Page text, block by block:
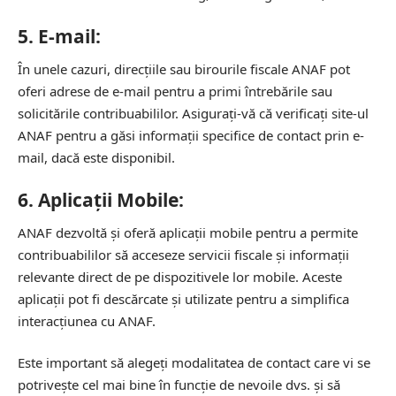
5. E-mail:
În unele cazuri, direcțiile sau birourile fiscale ANAF pot
oferi adrese de e-mail pentru a primi întrebările sau
solicitările contribuabililor. Asigurați-vă că verificați site-ul
ANAF pentru a găsi informații specifice de contact prin e-
mail, dacă este disponibil.
6. Aplicații Mobile:
ANAF dezvoltă și oferă aplicații mobile pentru a permite
contribuabililor să acceseze servicii fiscale și informații
relevante direct de pe dispozitivele lor mobile. Aceste
aplicații pot fi descărcate și utilizate pentru a simplifica
interacțiunea cu ANAF.
Este important să alegeți modalitatea de contact care vi se
potrivește cel mai bine în funcție de nevoile dvs. și să